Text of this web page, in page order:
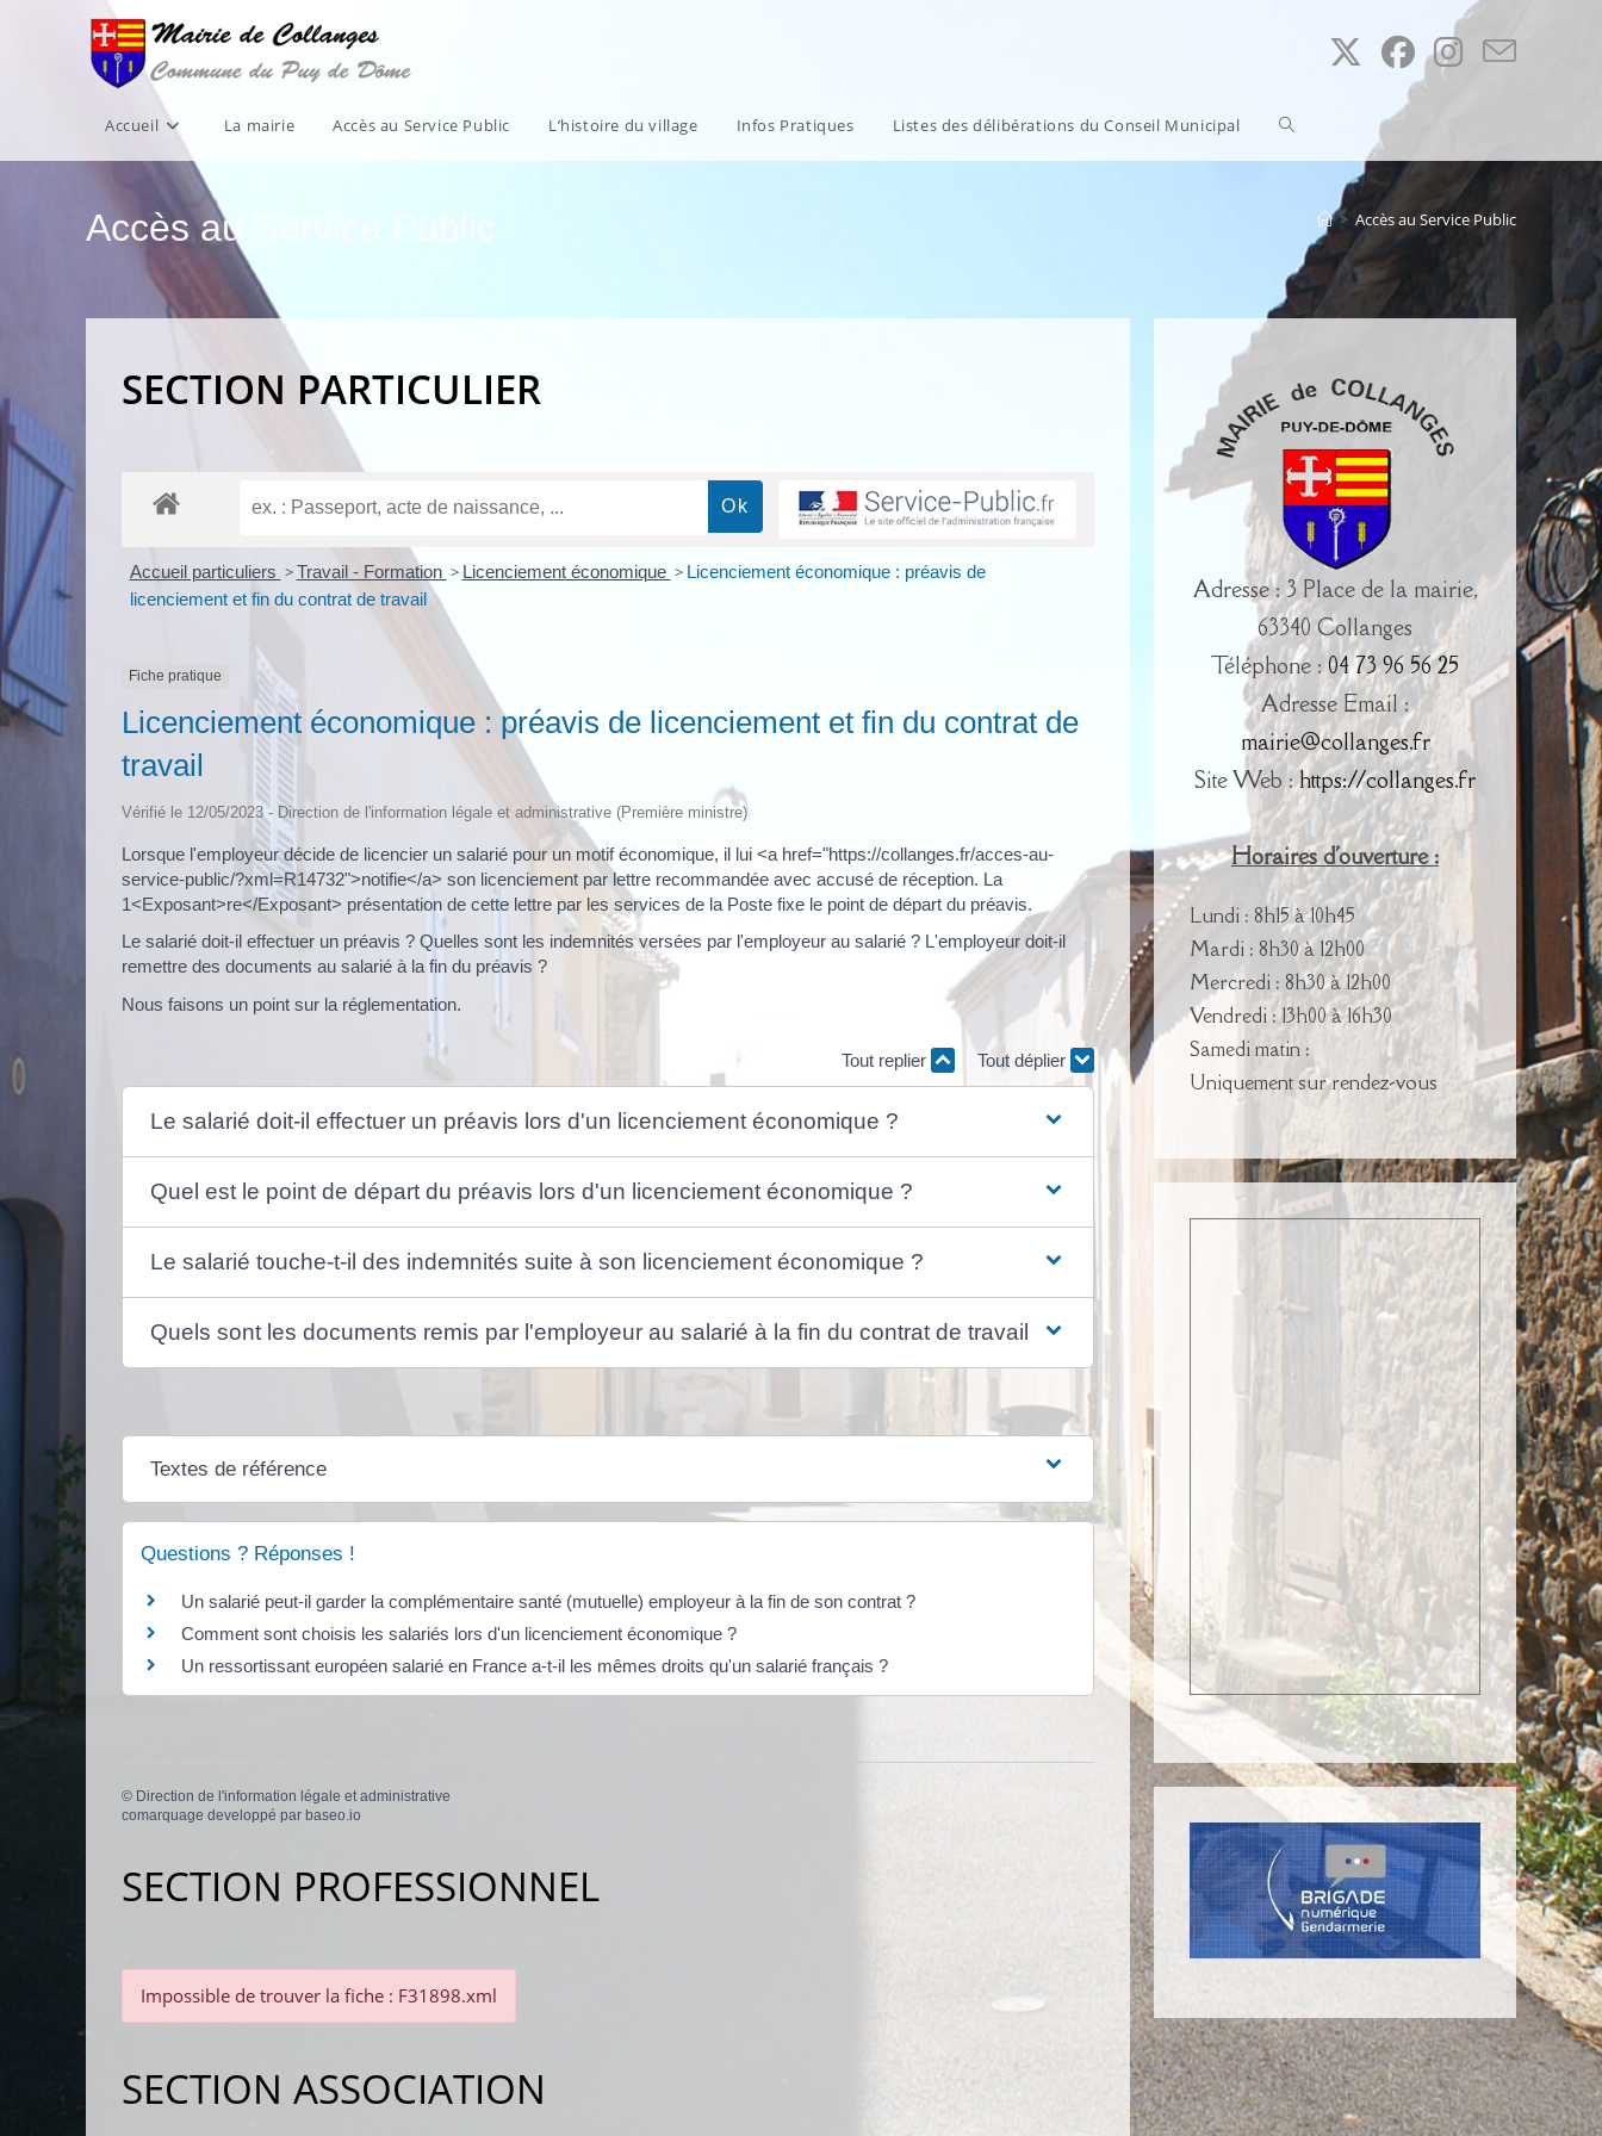
Accueil La mairie Accès au Service Public L’histoire du village Infos Pratiques Listes des délibérations du Conseil Municipal Toggle
search
Accès au Service Public > Accès au Service Public
SECTION PARTICULIER
Accueil particuliers > Travail - Formation > Licenciement économique > Licenciement économique : préavis de
licenciement et fin du contrat de travail
Fiche pratique
Licenciement économique : préavis de licenciement et fin du contrat de
travail
Vérifié le 12/05/2023 - Direction de l'information légale et administrative (Première ministre)
Lorsque l'employeur décide de licencier un salarié pour un motif économique, il lui <a href="https://collanges.fr/acces-au-
service-public/?xml=R14732">notifie</a> son licenciement par lettre recommandée avec accusé de réception. La
1<Exposant>re</Exposant> présentation de cette lettre par les services de la Poste fixe le point de départ du préavis.
Le salarié doit-il effectuer un préavis ? Quelles sont les indemnités versées par l'employeur au salarié ? L'employeur doit-il
remettre des documents au salarié à la fin du préavis ?
Nous faisons un point sur la réglementation.
Tout replier Tout déplier
Le salarié doit-il effectuer un préavis lors d'un licenciement économique ?
Quel est le point de départ du préavis lors d'un licenciement économique ?
Le salarié touche-t-il des indemnités suite à son licenciement économique ?
Quels sont les documents remis par l'employeur au salarié à la fin du contrat de travail ?
Textes de référence
Questions ? Réponses !
Un salarié peut-il garder la complémentaire santé (mutuelle) employeur à la fin de son contrat ?
Comment sont choisis les salariés lors d'un licenciement économique ?
Un ressortissant européen salarié en France a-t-il les mêmes droits qu'un salarié français ?
© Direction de l'information légale et administrative
comarquage developpé par baseo.io
SECTION PROFESSIONNEL
Impossible de trouver la fiche : F31898.xml
SECTION ASSOCIATION
Adresse : 3 Place de la mairie,
63340 Collanges
Téléphone :04 73 96 56 25
Adresse Email :
mairie@collanges.fr
Site Web :https://collanges.fr
Horaires d'ouverture :
Lundi : 8h15 à 10h45
Mardi : 8h30 à 12h00
Mercredi : 8h30 à 12h00
Vendredi : 13h00 à 16h30
Samedi matin :
Uniquement sur rendez-vous